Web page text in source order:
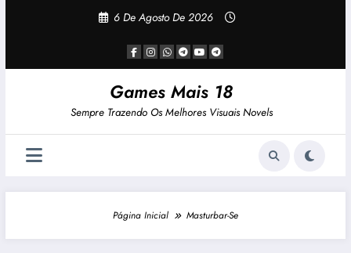
6 De Agosto De 2026
Games Mais 18
Sempre Trazendo Os Melhores Visuais Novels
Página Inicial Masturbar-Se